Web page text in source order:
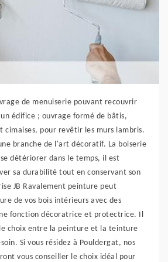
de menuiserie pouvant recouvrir
édifice ; ouvrage formé de bâtis,
cimaises, pour revêtir les murs lambris.
branche de l'art décoratif. La boiserie
détériorer dans le temps, il est
sa durabilité tout en conservant son
JB Ravalement peinture peut
de vos bois intérieurs avec des
fonction décoratrice et protectrice. Il
choix entre la peinture et la teinture
Si vous résidez à Pouldergat, nos
vous conseiller le choix idéal pour